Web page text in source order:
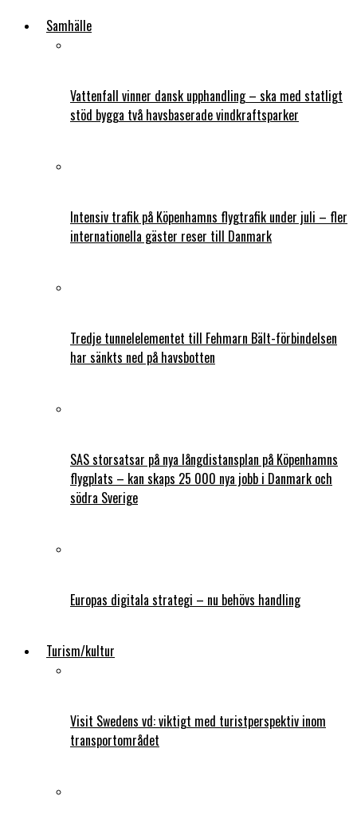
Samhälle
Vattenfall vinner dansk upphandling – ska med statligt
stöd bygga två havsbaserade vindkraftsparker
Intensiv trafik på Köpenhamns flygtrafik under juli – fler
internationella gäster reser till Danmark
Tredje tunnelelementet till Fehmarn Bält-förbindelsen
har sänkts ned på havsbotten
SAS storsatsar på nya långdistansplan på Köpenhamns
flygplats – kan skaps 25 000 nya jobb i Danmark och
södra Sverige
Europas digitala strategi – nu behövs handling
Turism/kultur
Visit Swedens vd: viktigt med turistperspektiv inom
transportområdet